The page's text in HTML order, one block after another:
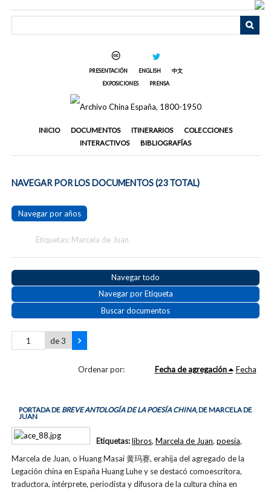
PRESENTACIÓN ENGLISH
中文
EXPOSICIONES
PRENSA
INICIO DOCUMENTOS ITINERARIOS
COLECCIONES
INTERACTIVOS
BIBLIOGRAFÍAS
NAVEGAR POR LOS DOCUMENTOS (23 TOTAL)
Navegar por años
Etiquetas: Marcela de Juan
Navegar todo
Navegar por Etiqueta
Buscar documentos
de 3
Ordenar por: Fecha de agregación Fecha
PORTADA DE BREVE ANTOLOGÍA DE LA POESÍA CHINA, DE MARCELA DE
JUAN
Marcela de Juan, o Huang Masai 黄玛赛, erahija del agregado de la
Legación china en España Huang Luhe y se destacó comoescritora,
traductora, intérprete, periodista y difusora de la cultura china en
Etiquetas:libros, Marcela de Juan, poesía,